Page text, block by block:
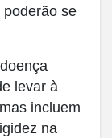
se
levar à
incluem
na